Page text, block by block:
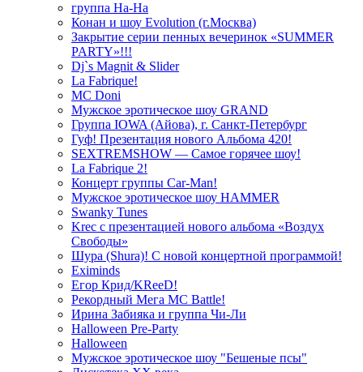
группа На-На
Конан и шоу Evolution (г.Москва)
Закрытие серии пенных вечеринок «SUMMER
PARTY»!!!
Dj`s Magnit & Slider
La Fabrique!
MC Doni
Мужское эротическое шоу GRAND
Группа IOWA (Айова), г. Санкт-Петербург
Гуф! Презентация нового Альбома 420!
SEXTREMSHOW — Самое горячее шоу!
La Fabrique 2!
Концерт группы Car-Man!
Мужское эротическое шоу HAMMER
Swanky Tunes
Krec с презентацией нового альбома «Воздух
Свободы»
Шура (Shura)! С новой концертной программой!
Eximinds
Егор Крид/KReeD!
Рекордный Мега МС Battle!
Ирина Забияка и группа Чи-Ли
Halloween Pre-Party
Halloween
Мужское эротическое шоу "Бешеные псы"